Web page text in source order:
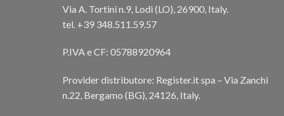
Via A. Tortini n.9, Lodi (LO), 26900, Italy.
tel. +39 348.511.59.57
P.IVA e CF: 05788920964
Provider distributore: Register.it spa – Via Zanchi
n.22, Bergamo (BG), 24126, Italy.